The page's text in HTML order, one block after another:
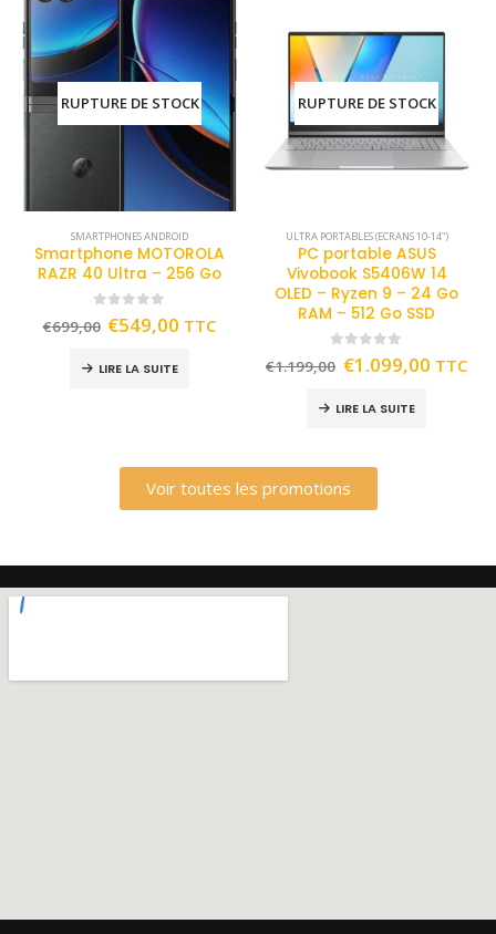
RUPTURE DE STOCK
SMARTPHONES ANDROID
Smartphone MOTOROLA
RAZR 40 Ultra – 256 Go
out of 5
€699,00 €549,00 TTC
LIRE LA SUITE
RUPTURE DE STOCK
ULTRA PORTABLES (ECRANS 10-14")
PC portable ASUS
Vivobook S5406W 14
OLED – Ryzen 9 – 24 Go
RAM – 512 Go SSD
out of 5
€1.199,00 €1.099,00 TTC
LIRE LA SUITE
Voir toutes les promotions